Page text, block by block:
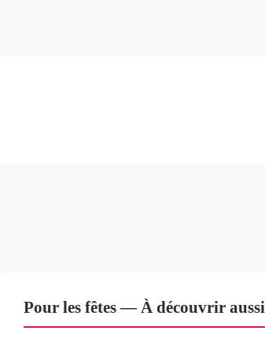
Pour les fêtes — À découvrir aussi